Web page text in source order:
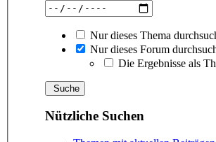
Nur dieses Thema
Nur dieses Forum
Die Ergebnisse als
Nützliche Suchen